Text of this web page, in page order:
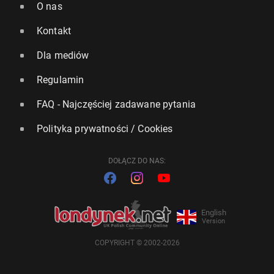
O nas
Kontakt
Dla mediów
Regulamin
FAQ - Najczęściej zadawane pytania
Polityka prywatności / Cookies
DOŁĄCZ DO NAS:
English
Version
COPYRIGHT © 2002-2026